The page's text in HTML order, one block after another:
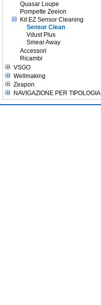
Quasar Loupe
Pompette Zeeion
Kit EZ Sensor Cleaning
Sensor Clean
Vdust Plus
Smear Away
Accessori
Ricambi
VSGO
Wellmaking
Zeapon
NAVIGAZIONE PER TIPOLOGIA